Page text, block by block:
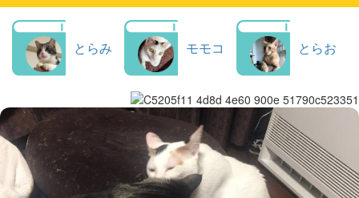
とらみ モモコ とらお